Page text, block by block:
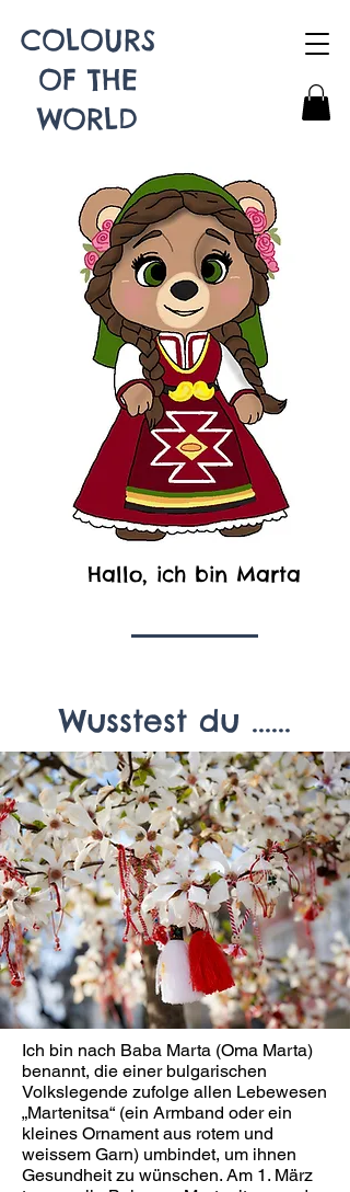
COLOURS
OF THE
WORLD
Hallo, ich bin Marta
Wusstest du ......
Ich bin nach Baba Marta (Oma Marta)
benannt, die einer bulgarischen
Volkslegende zufolge allen Lebewesen
„Martenitsa“ (ein Armband oder ein
kleines Ornament aus rotem und
weissem Garn) umbindet, um ihnen
Gesundheit zu wünschen. Am 1. März